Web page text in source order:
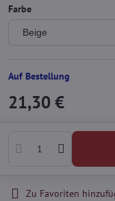
Farbe
Auf Bestellung
21,30 €
Zu Favoriten